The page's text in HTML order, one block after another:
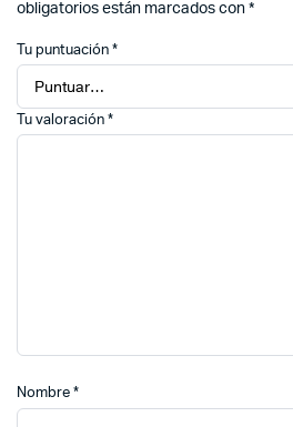
obligatorios están marcados con*
Tu puntuación *
Tu valoración *
Nombre *